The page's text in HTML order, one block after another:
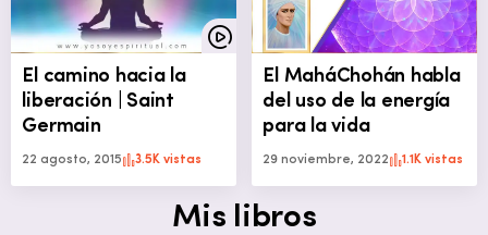
El camino hacia la
liberación | Saint
Germain
22 agosto, 2015 3.5K vistas
El MaháChohán habla
del uso de la energía
para la vida
29 noviembre, 2022 1.1K vistas
Mis libros